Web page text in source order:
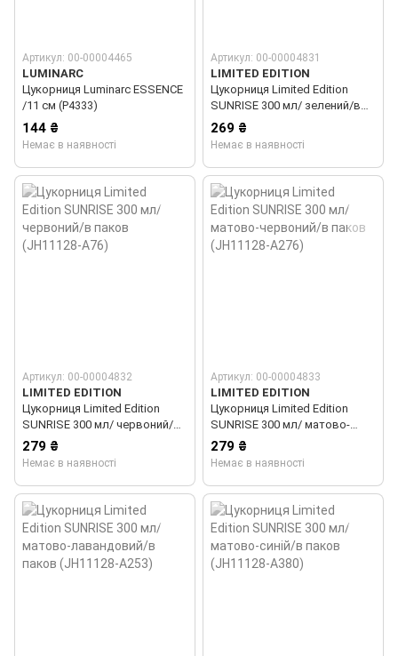
Артикул: 00-00004465
LUMINARC
Цукорниця Luminarc ESSENCE
/11 см (P4333)
144 ₴
Немає в наявності
Артикул: 00-00004831
LIMITED EDITION
Цукорниця Limited Edition
SUNRISE 300 мл/ зелений/в
паков (JH11128-A172)
269 ₴
Немає в наявності
Артикул: 00-00004832
LIMITED EDITION
Цукорниця Limited Edition
SUNRISE 300 мл/ червоний/в
паков (JH11128-A76)
279 ₴
Немає в наявності
Артикул: 00-00004833
LIMITED EDITION
Цукорниця Limited Edition
SUNRISE 300 мл/ матово-
червоний/в паков (JH11128-
A276)
279 ₴
Немає в наявності